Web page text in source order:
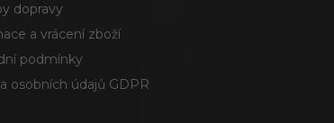
dopravy
a vrácení zboží
podmínky
osobních údajů GDPR